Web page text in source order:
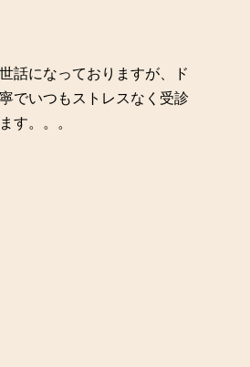
話になっておりますが、ド
でいつもストレスなく受診
す。。。